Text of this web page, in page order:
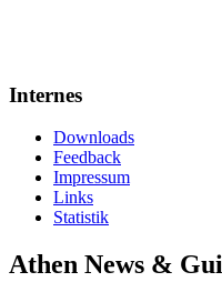
Internes
Downloads
Feedback
Impressum
Links
Statistik
Athen News &